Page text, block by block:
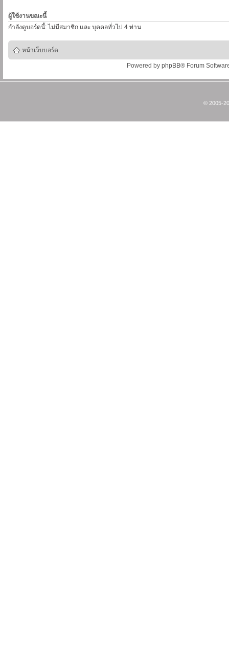
ผู้ใช้งานขณะนี้
กำลังดูบอร์ดนี้: ไม่มีสมาชิก และ บุคคลทั่วไป 4 ท่าน
หน้าเว็บบอร์ด
Powered by phpBB® Forum
© 2005-